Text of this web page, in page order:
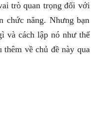
trò quan trọng đối với
chức năng. Nhưng bạn
và cách lập nó như thế
thêm về chủ đề này qua